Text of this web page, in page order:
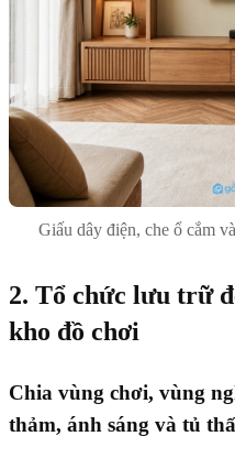
Giấu dây điện, che ổ cắm
2. Tổ chức lưu trữ
kho đồ chơi
Chia vùng chơi, vùng
thảm, ánh sáng và tủ